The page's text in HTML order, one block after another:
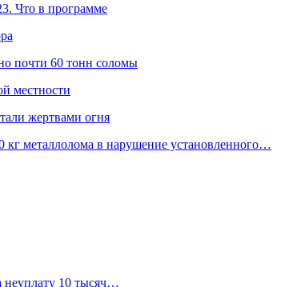
Что в программе
почти 60 тонн соломы
местности
жертвами огня
кг металлолома в нарушение установленного…
неуплату 10 тысяч…